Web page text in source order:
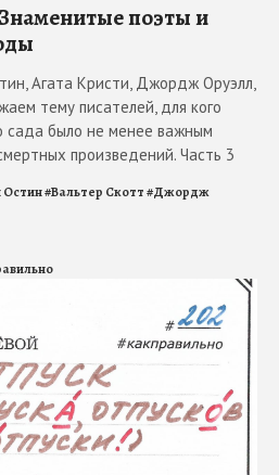
поэты и
Агата Кристи, Джордж Оруэлл,
тему писателей, для кого
сада было не менее важным
произведений. Часть 3
#Вальтер Скотт#Джордж